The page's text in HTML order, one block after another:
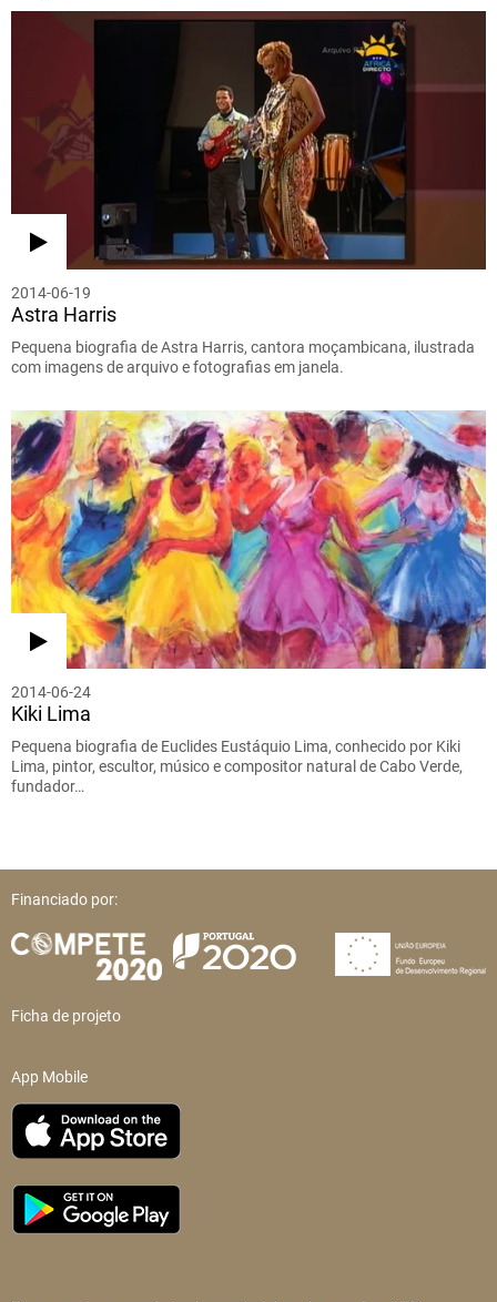
2014-06-19
Astra Harris
Pequena biografia de Astra Harris, cantora moçambicana, ilustrada
com imagens de arquivo e fotografias em janela.
2014-06-24
Kiki Lima
Pequena biografia de Euclides Eustáquio Lima, conhecido por Kiki
Lima, pintor, escultor, músico e compositor natural de Cabo Verde,
fundador…
Financiado por:
Ficha de projeto
App Mobile